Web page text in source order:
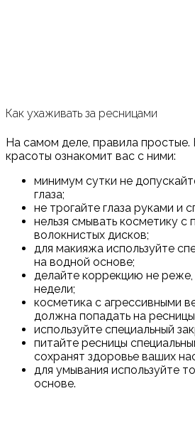
Как ухаживать за ресницами
На самом деле, правила простые.
красоты ознакомит вас с ними:
минимум сутки не
глаза;
не трогайте глаза руками и
нельзя смывать косметику
волокнистых дисков;
для макияжа используйте
на водной основе;
делайте коррекцию не реже,
недели;
косметика с агрессивными
должна попадать на
используйте специальный
питайте ресницы
сохранят здоровье ваших
для умывания используйте
основе.